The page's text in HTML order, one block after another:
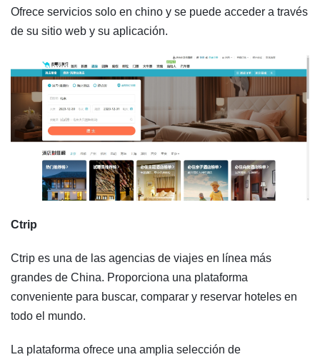
Ofrece servicios solo en chino y se puede acceder a través
de su sitio web y su aplicación.
Ctrip
Ctrip es una de las agencias de viajes en línea más
grandes de China. Proporciona una plataforma
conveniente para buscar, comparar y reservar hoteles en
todo el mundo.
La plataforma ofrece una amplia selección de